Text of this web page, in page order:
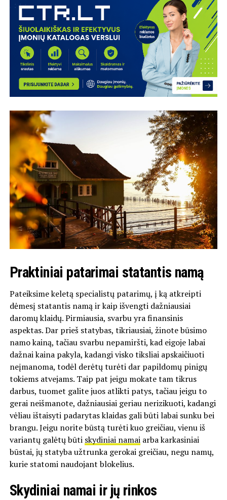
Praktiniai patarimai statantis namą
Pateiksime keletą specialistų patarimų, į ką atkreipti
dėmesį statantis namą ir kaip išvengti dažniausiai
daromų klaidų. Pirmiausia, svarbu yra finansinis
aspektas. Dar prieš statybas, tikriausiai, žinote būsimo
namo kainą, tačiau svarbu nepamiršti, kad eigoje labai
dažnai kaina pakyla, kadangi visko tiksliai apskaičiuoti
neįmanoma, todėl derėtų turėti dar papildomų pinigų
tokiems atvejams. Taip pat jeigu mokate tam tikrus
darbus, tuomet galite juos atlikti patys, tačiau jeigu to
gerai neišmanote, dažniausiai geriau nerizikuoti, kadangi
vėliau ištaisyti padarytas klaidas gali būti labai sunku bei
brangu. Jeigu norite būstą turėti kuo greičiau, vienu iš
variantų galėtų būti skydiniai namaiarba karkasiniai
būstai, jų statyba užtrunka gerokai greičiau, negu namų,
kurie statomi naudojant blokelius.
Skydiniai namai ir jų rinkos